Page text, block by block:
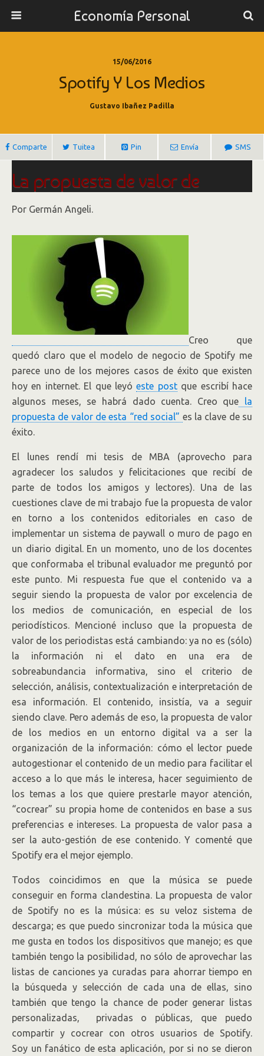
Economía Personal
15/06/2016
Spotify Y Los Medios
Gustavo Ibañez Padilla
Comparte Tuitea Pin Envía SMS
La propuesta de valor de
Spotify y los medios
Por Germán Angeli.
Creo que
quedó claro que el modelo de negocio de Spotify me
parece uno de los mejores casos de éxito que existen
hoy en internet. El que leyóeste postque escribí hace
algunos meses, se habrá dado cuenta. Creo que la
propuesta de valor de esta “red social” es la clave de su
éxito.
El lunes rendí mi tesis de MBA (aprovecho para
agradecer los saludos y felicitaciones que recibí de
parte de todos los amigos y lectores). Una de las
cuestiones clave de mi trabajo fue la propuesta de valor
en torno a los contenidos editoriales en caso de
implementar un sistema de paywall o muro de pago en
un diario digital. En un momento, uno de los docentes
que conformaba el tribunal evaluador me preguntó por
este punto. Mi respuesta fue que el contenido va a
seguir siendo la propuesta de valor por excelencia de
los medios de comunicación, en especial de los
periodísticos. Mencioné incluso que la propuesta de
valor de los periodistas está cambiando: ya no es (sólo)
la información ni el dato en una era de
sobreabundancia informativa, sino el criterio de
selección, análisis, contextualización e interpretación de
esa información. El contenido, insistía, va a seguir
siendo clave. Pero además de eso, la propuesta de valor
de los medios en un entorno digital va a ser la
organización de la información: cómo el lector puede
autogestionar el contenido de un medio para facilitar el
acceso a lo que más le interesa, hacer seguimiento de
los temas a los que quiere prestarle mayor atención,
“cocrear” su propia home de contenidos en base a sus
preferencias e intereses. La propuesta de valor pasa a
ser la auto-gestión de ese contenido. Y comenté que
Spotify era el mejor ejemplo.
Todos coincidimos en que la música se puede
conseguir en forma clandestina. La propuesta de valor
de Spotify no es la música: es su veloz sistema de
descarga; es que puedo sincronizar toda la música que
me gusta en todos los dispositivos que manejo; es que
también tengo la posibilidad, no sólo de aprovechar las
listas de canciones ya curadas para ahorrar tiempo en
la búsqueda y selección de cada una de ellas, sino
también que tengo la chance de poder generar listas
personalizadas, privadas o públicas, que puedo
compartir y cocrear con otros usuarios de Spotify.
Soy un fanático de esta aplicación, por si no se dieron